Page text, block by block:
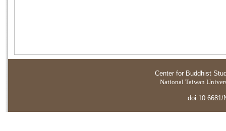
Center for Buddhist
National Taiwan
doi:10.6681/